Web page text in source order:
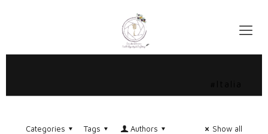
Categories Tags Authors Show all